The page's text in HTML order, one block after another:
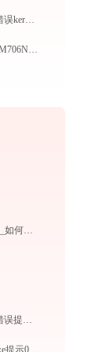
Windows 命令处理程序 cmd.exe系统错误kernel32.dll丢失如何解决
如何轻松下载和安装惠普Laserjet Pro M706N Duplexer(OS)打印机驱动？跟着这篇指南走
疯歌音效平台VST插件/补丁安装教程_如何加载插件效果包
税控发票开票 MainExecuteS.exe运行错误提示0xc000000d的解决办法
wd drive agent打开WD Drive Unlock.exe提示0xc0000006错误码怎么办